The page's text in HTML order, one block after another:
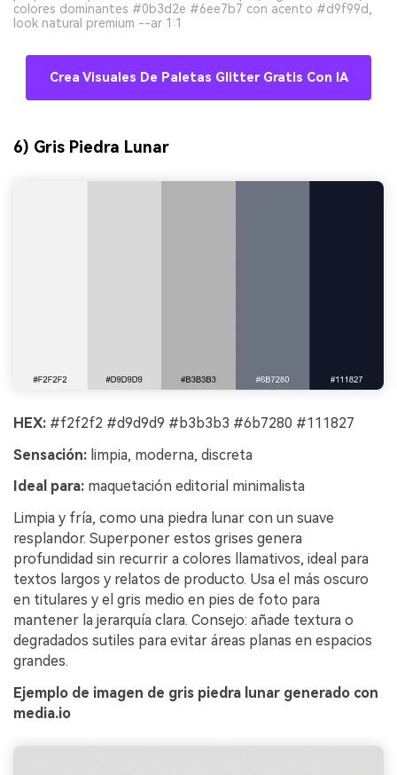
colores dominantes #0b3d2e #6ee7b7 con acento #d9f99d,
look natural premium --ar 1:1
Crea Visuales De Paletas Glitter Gratis Con IA
6) Gris Piedra Lunar
HEX: #f2f2f2 #d9d9d9 #b3b3b3 #6b7280 #111827
Sensación: limpia, moderna, discreta
Ideal para: maquetación editorial minimalista
Limpia y fría, como una piedra lunar con un suave
resplandor. Superponer estos grises genera
profundidad sin recurrir a colores llamativos, ideal para
textos largos y relatos de producto. Usa el más oscuro
en titulares y el gris medio en pies de foto para
mantener la jerarquía clara. Consejo: añade textura o
degradados sutiles para evitar áreas planas en espacios
grandes.
Ejemplo de imagen de gris piedra lunar generado con
media.io